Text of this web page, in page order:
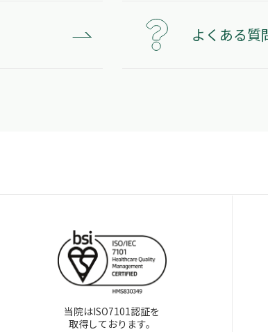
よくある質
当院はISO7101認証を
取得しております。